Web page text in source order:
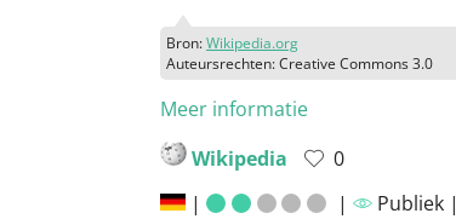
Bron:Wikipedia.org
Auteursrechten: Creative Commons 3.0
Meer informatie
Wikipedia
0
|
| Publiek |